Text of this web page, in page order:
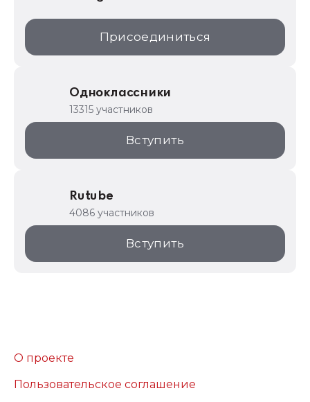
Присоединиться
Одноклассники
13315 участников
Вступить
Rutube
4086 участников
Вступить
О проекте
Пользовательское соглашение